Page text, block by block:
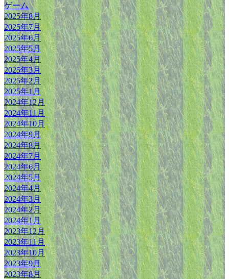
ゲーム
2025年8月
2025年7月
2025年6月
2025年5月
2025年4月
2025年3月
2025年2月
2025年1月
2024年12月
2024年11月
2024年10月
2024年9月
2024年8月
2024年7月
2024年6月
2024年5月
2024年4月
2024年3月
2024年2月
2024年1月
2023年12月
2023年11月
2023年10月
2023年9月
2023年8月